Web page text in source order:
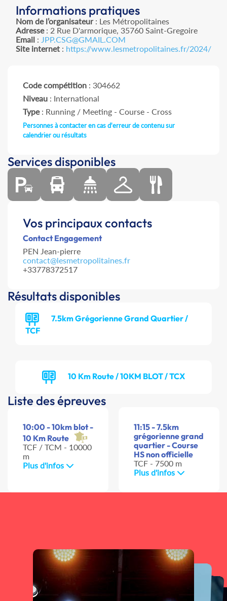
Informations pratiques
Nom de l’organisateur: Les Métropolitaines
Adresse: 2 Rue D'armorique, 35760 Saint-Gregoire
Email : JPP.CSG@GMAIL.COM
Site internet : https://www.lesmetropolitaines.fr/2024/
Code compétition : 304662
Niveau : International
Type: Running / Meeting - Course - Cross
Personnes à contacter en cas d'erreur de contenu sur
calendrier ou résultats
Services disponibles
Vos principaux contacts
Contact Engagement
PEN Jean-pierre
contact@lesmetropolitaines.fr
+33778372517
Résultats disponibles
7.5km Grégorienne Grand Quartier /
TCF
10 Km Route / 10KM BLOT / TCX
Liste des épreuves
10:00 - 10km blot -
10 Km Route
TCF / TCM - 10000
m
Plus d'infos
11:15 - 7.5km
grégorienne grand
quartier - Course
HS non officielle
TCF - 7500 m
Plus d'infos